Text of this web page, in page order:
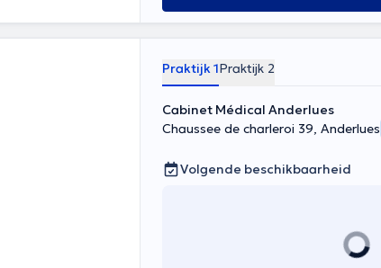
Praktijk 1Praktijk 2
Cabinet Médical Anderlues
Chaussee de charleroi 39, Anderlues
Volgende beschikbaarheid